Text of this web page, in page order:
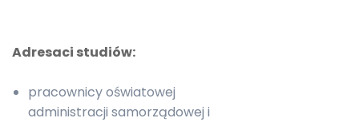
Adresaci studiów:
pracownicy oświatowej
administracji samorządowej i